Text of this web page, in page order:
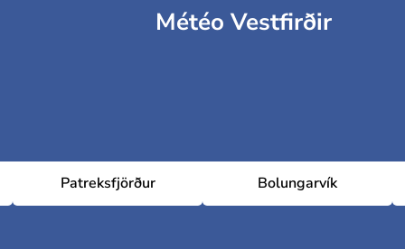
Météo Vestfirðir
Patreksfjörður Bolungarvík